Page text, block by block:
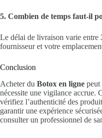
5. Combien de temps faut-il
Le délai de livraison varie entre
fournisseur et votre
Conclusion
Acheter du Botox en ligne peut
nécessite une vigilance accrue.
vérifiez l’authenticité des
garantir une expérience
consulter un professionnel de